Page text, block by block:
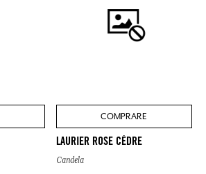
COMPRARE
LAURIER ROSE CÈDRE
Candela